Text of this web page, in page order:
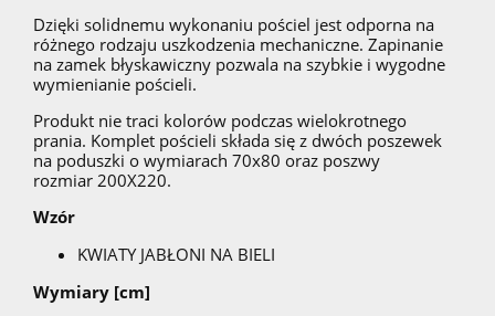
Dzięki solidnemu wykonaniu pościel jest odporna na
różnego rodzaju uszkodzenia mechaniczne. Zapinanie
na zamek błyskawiczny pozwala na szybkie i wygodne
wymienianie pościeli.
Produkt nie traci kolorów podczas wielokrotnego
prania. Komplet pościeli składa się z dwóch poszewek
na poduszki o wymiarach 70x80 oraz poszwy
rozmiar 200X220.
Wzór
KWIATY JABŁONI NA BIELI
Wymiary [cm]